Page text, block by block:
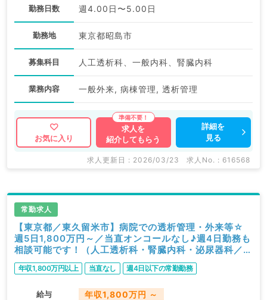
勤務日数 週4.00日〜5.00日
勤務地 東京都昭島市
募集科目 人工透析科、一般内科、腎臓内科
業務内容 一般外来, 病棟管理, 透析管理
お気に入り
求人を
紹介してもらう
詳細を
見る
求人更新日 : 2026/03/23 求人No. : 616568
常勤求人
【東京都／東久留米市】病院での透析管理・外来等☆
週5日1,800万円～／当直オンコールなし♪週4日勤務も
相談可能です！（人工透析科・腎臓内科・泌尿器科／常
勤）
年収1,800万円以上 当直なし 週4日以下の常勤勤務
給与 年収1,800万円 ～